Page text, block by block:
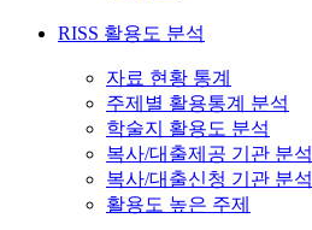
RISS 활용도 분석
자료 현황 통계
주제별 활용통계 분석
학술지 활용도 분석
복사/대출제공 기관 분석
복사/대출신청 기관 분석
활용도 높은 주제